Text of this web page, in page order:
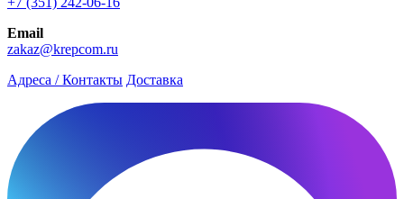
Email
zakaz@krepcom.ru
Адреса / Контакты Доставка